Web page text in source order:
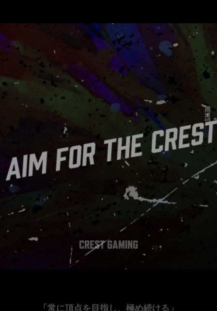
/ チーム紹介
Zst
( VALORANT )
FORTNITE
( FORTNITE )
ACADEMY CREATOR
NEWS
CREST GAMING
「常に頂点を目指し、極め続ける」